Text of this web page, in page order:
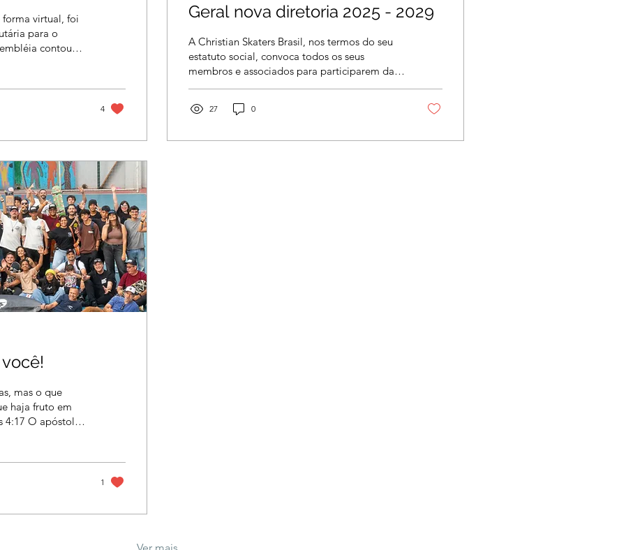
virtual, foi
para o
contou
onde se lia
do Brasil",
escrito e
4
Geral nova diretoria 2025 - 2029
A Christian Skaters Brasil, nos termos do seu
estatuto social, convoca todos os seus
membros e associados para participarem da
(sábado), às 20h em primeira chamada, e às
quórum presente. 📅 Data: 08 de novembro de
27 0
mas o que
haja fruto em
1
Ver mais